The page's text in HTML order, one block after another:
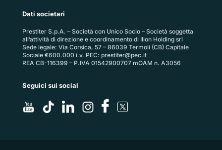
Dati societari
Prestiter S.p.A. – Società con Unico Socio – Società soggetta
all’attività di direzione e coordinamento di Ilion Holding srl
Sede legale: Via Corsica, 57 – 86039 Termoli (CB) Capitale
Sociale €600.000 i.v. PEC: prestiter@pec.it
REA CB-116399 – P.IVA 01542900707 mOAM n. A3056
Seguici sui social